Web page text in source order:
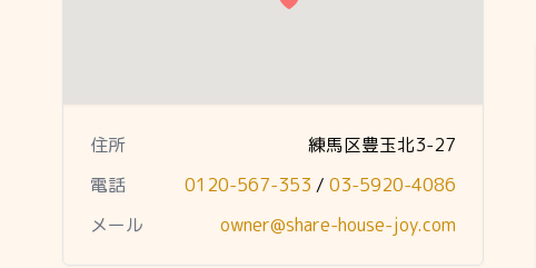
住所
練馬区豊玉北3-27
電話
0120-567-353 / 03-5920-4086
メール
owner@share-house-joy.com